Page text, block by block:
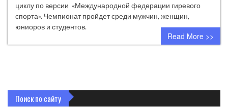
циклу по версии «Международной федерации гиревого
спорта». Чемпионат пройдет среди мужчин, женщин,
юниоров и студентов.
Read More >>
Поиск по сайту